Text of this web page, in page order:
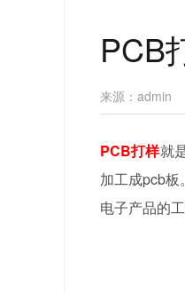
PCB
来源：admin
PCB打样就
加工成pcb
电子产品的